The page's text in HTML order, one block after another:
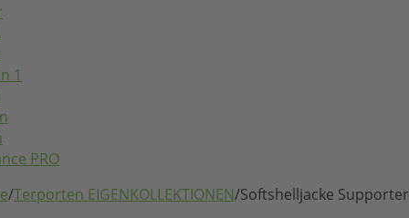
1
PRO
/Terporten EIGENKOLLEKTIONEN/Softshelljacke Supporter